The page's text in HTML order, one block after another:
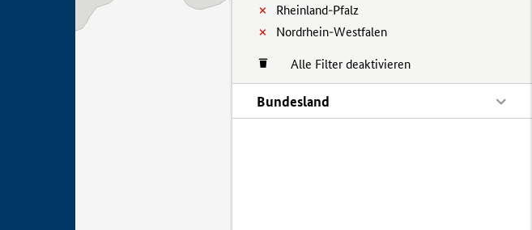
Rheinland-Pfalz
Nordrhein-Westfalen
Alle Filter deaktivieren
Bundesland